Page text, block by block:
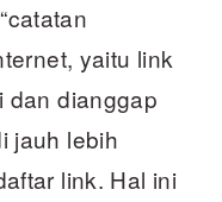
yaitu link
dan dianggap
jauh lebih
link. Hal ini